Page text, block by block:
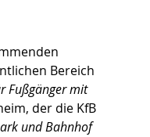
Bereich
Fußgänger mit
der die KfB
und Bahnhof